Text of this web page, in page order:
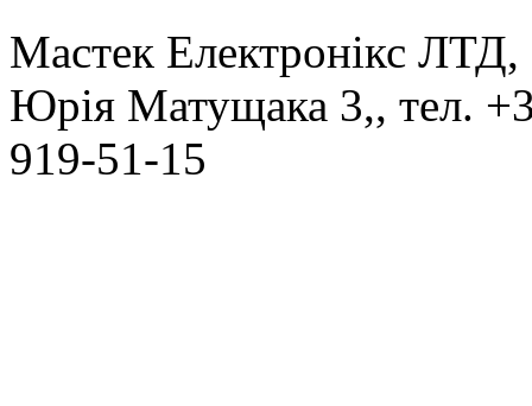
Мастек Електронікс ЛТД,
Юрія Матущака 3,, тел.
919-51-15